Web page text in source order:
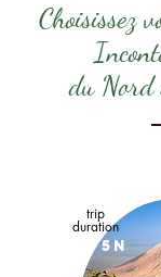
Choisissez
du Nord
trip
duration
6D/5N